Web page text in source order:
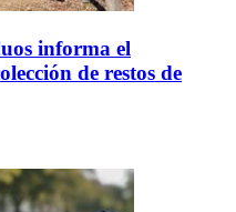
informa el
de restos de